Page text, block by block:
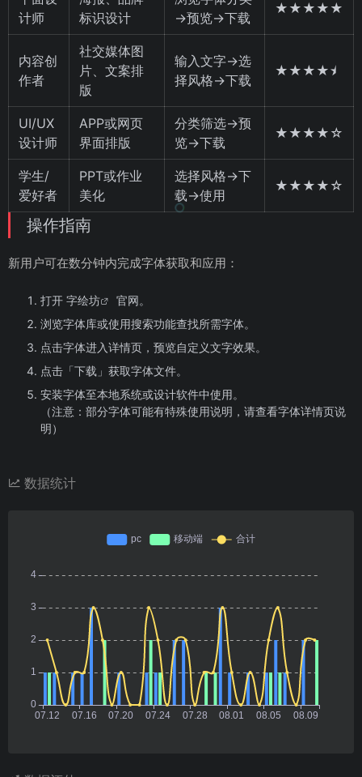
计师
标识设计
→预览→下载
★★★★★
内容创
作者
社交媒体图
片、文案排
版
输入文字→选
择风格→下载
★★★★⯨
UI/UX
设计师
APP或网页
界面排版
分类筛选→预
览→下载
★★★★☆
学生/
爱好者
PPT或作业
美化
选择风格→下
载→使用
★★★★☆
操作指南
新用户可在数分钟内完成字体获取和应用：
打开 字绘坊
官网。
浏览字体库或使用搜索功能查找所需字体。
点击字体进入详情页，预览自定义文字效果。
点击「下载」获取字体文件。
安装字体至本地系统或设计软件中使用。
（注意：部分字体可能有特殊使用说明，请查看字体详情页说
明）
数据统计